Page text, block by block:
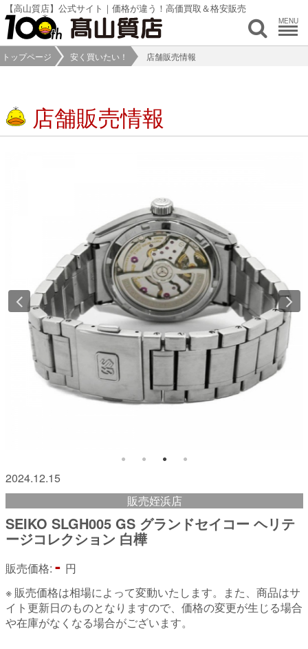
【高山質店】公式サイト｜価格が違う！高価買取＆格安販売
MENU
トップページ 安く買いたい！ 店舗販売情報
店舗販売情報
2024.12.15
販売姪浜店
SEIKO SLGH005 GS グランドセイコー ヘリテ
ージコレクション 白樺
販売価格: - 円
※ 販売価格は相場によって変動いたします。また、商品はサ
イト更新日のものとなりますので、価格の変更が生じる場合
や在庫がなくなる場合がございます。